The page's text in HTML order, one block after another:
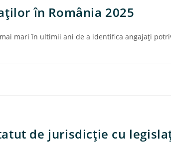
în România 2025
mari în ultimii ani de a identifica angajaţi
de jurisdicţie cu